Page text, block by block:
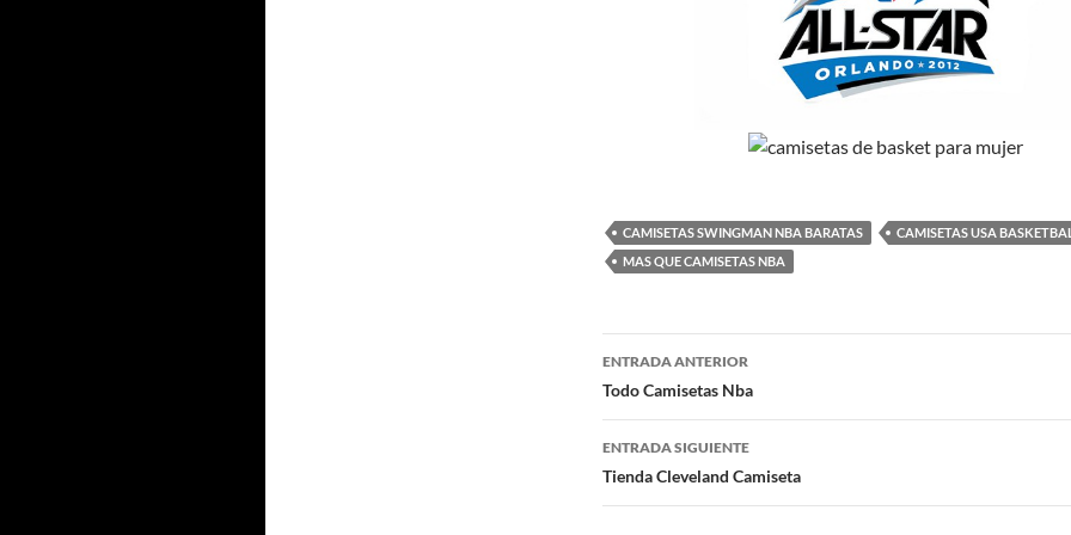
CAMISETAS SWINGMAN NBA BARATAS
CAMISETAS USA
MAS QUE CAMISETAS NBA
Navegación
de
entradas
ENTRADA ANTERIOR
Todo Camisetas Nba
ENTRADA SIGUIENTE
Tienda Cleveland Camiseta